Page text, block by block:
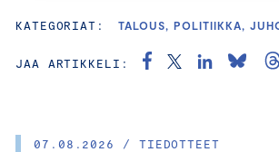
07.08.2026 / TIEDOTTEET
KATEGORIAT: TALOUS, POLITIIKKA,
JAA ARTIKKELI: